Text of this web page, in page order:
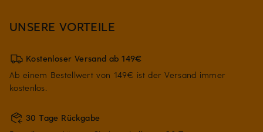
UNSERE VORTEILE
Kostenloser Versand ab 149€
Ab einem Bestellwert von 149€ ist der Versand immer
kostenlos.
30 Tage Rückgabe